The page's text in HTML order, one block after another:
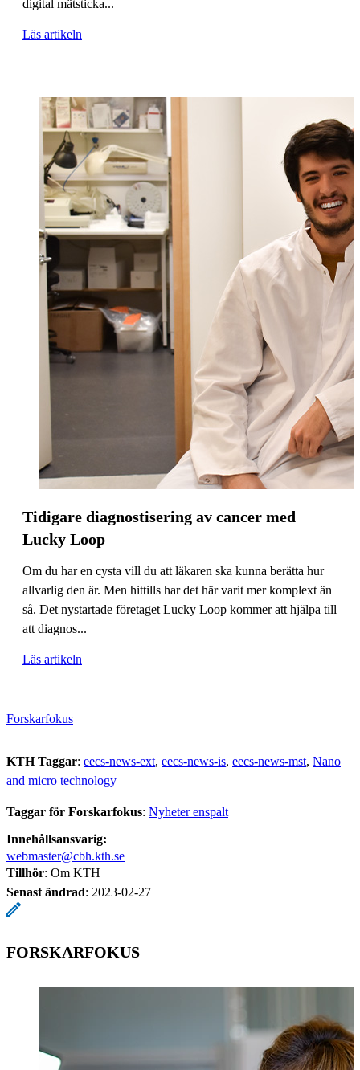
digital mätsticka...
Läs artikeln
Tidigare diagnostisering av cancer med
Lucky Loop
Om du har en cysta vill du att läkaren ska kunna berätta hur
allvarlig den är. Men hittills har det här varit mer komplext än
så. Det nystartade företaget Lucky Loop kommer att hjälpa till
att diagnos...
Läs artikeln
Forskarfokus
KTH Taggar: eecs-news-ext eecs-news-is eecs-news-mst Nano
and micro technology
Taggar för Forskarfokus: Nyheter enspalt
Innehållsansvarig:
webmaster@cbh.kth.se
Tillhör: Om KTH
Senast ändrad: 2023-02-27
FORSKARFOKUS